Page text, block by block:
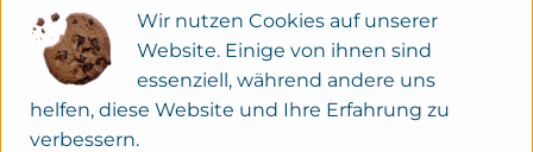
Nudel-Spinat-Auflauf
Wir nutzen Cookies auf unserer
Website. Einige von ihnen sind
essenziell, während andere uns
helfen, diese Website und Ihre Erfahrung zu
verbessern.